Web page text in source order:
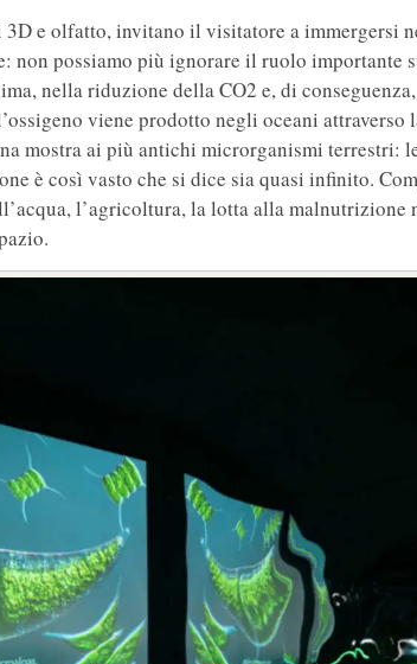
e olfatto, invitano il visitatore a immergersi
non possiamo più ignorare il ruolo importante
nella riduzione della CO2 e, di
viene prodotto negli oceani attraverso
mostra ai più antichi microrganismi terrestri:
è così vasto che si dice sia quasi infinito.
l’agricoltura, la lotta alla malnutrizione